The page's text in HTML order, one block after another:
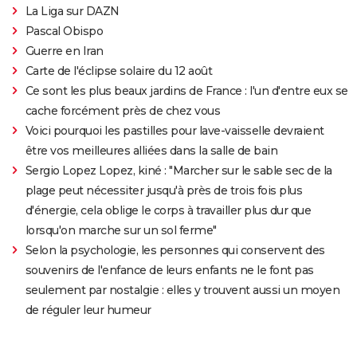
La Liga sur DAZN
Pascal Obispo
Guerre en Iran
Carte de l'éclipse solaire du 12 août
Ce sont les plus beaux jardins de France : l'un d'entre eux se
cache forcément près de chez vous
Voici pourquoi les pastilles pour lave-vaisselle devraient
être vos meilleures alliées dans la salle de bain
Sergio Lopez Lopez, kiné : "Marcher sur le sable sec de la
plage peut nécessiter jusqu'à près de trois fois plus
d'énergie, cela oblige le corps à travailler plus dur que
lorsqu'on marche sur un sol ferme"
Selon la psychologie, les personnes qui conservent des
souvenirs de l'enfance de leurs enfants ne le font pas
seulement par nostalgie : elles y trouvent aussi un moyen
de réguler leur humeur